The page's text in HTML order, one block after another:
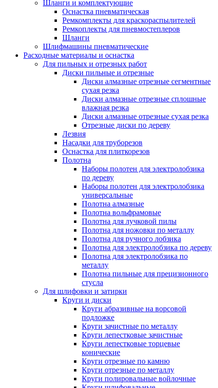
Шланги и комплектующие
Оснастка пневматическая
Ремкомплекты для краскораспылителей
Ремкоплекты для пневмостеплеров
Шланги
Шлифмашины пневматические
Расходные материалы и оснастка
Для пильных и отрезных работ
Диски пильные и отрезные
Диски алмазные отрезные сегментные
сухая резка
Диски алмазные отрезные сплошные
влажная резка
Диски алмазные отрезные сухая резка
Отрезные диски по дереву
Лезвия
Насадки для труборезов
Оснастка для плиткорезов
Полотна
Наборы полотен для электролобзика
по дереву
Наборы полотен для электролобзика
универсальные
Полотна алмазные
Полотна вольфрамовые
Полотна для лучковой пилы
Полотна для ножовки по металлу
Полотна для ручного лобзика
Полотна для электролобзика по дереву
Полотна для электролобзика по
металлу
Полотна пильные для прецизионного
стусла
Для шлифовки и затирки
Круги и диски
Круги абразивные на ворсовой
подложке
Круги зачистные по металлу
Круги лепестковые зачистные
Круги лепестковые торцевые
конические
Круги отрезные по камню
Круги отрезные по металлу
Круги полировальные войлочные